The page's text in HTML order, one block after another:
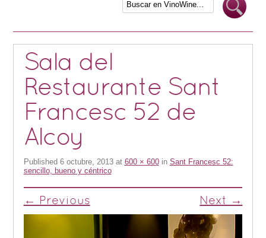
Sala del
Restaurante Sant
Francesc 52 de
Alcoy
Published 6 octubre, 2013at 600 × 600in Sant Francesc 52:
sencillo, bueno y céntrico
← Previous Next →